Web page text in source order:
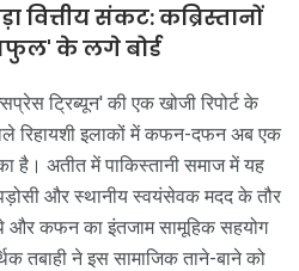
संकट: कब्रिस्तानों
के लगे बोर्ड
ट्रिब्यून' की एक खोजी रिपोर्ट के
रिहायशी इलाकों में कफन-दफन अब एक
अतीत में पाकिस्तानी समाज में यह
और स्थानीय स्वयंसेवक मदद के तौर
और कफन का इंतजाम सामूहिक सहयोग
तबाही ने इस सामाजिक ताने-बाने को